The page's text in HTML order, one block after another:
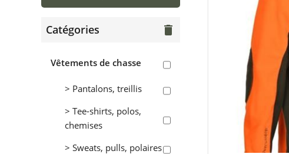
Catégories delete
Vêtements de chasse
> Pantalons, treillis
> Tee-shirts, polos,
chemises
> Sweats, pulls, polaires